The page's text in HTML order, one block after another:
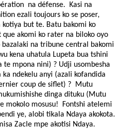
na défense.
Kasi na
ezali toujours ko se poser,
but te. Batu bakomi ko
akomi ko rater na biloko oyo
na tribune central bakomi
kena uhatula Lupeta bua tshini
te mpona nini) ? Udji usombesha
ndekelu anyi (azali kofandida
coup de siflet) ? Mutu
dinga dituku (Mutu
mokolo mosusu! Fontshi atelemi
ye, alobi tikala Ndaya akokota.
Zacle mpe akotisi Ndaya.